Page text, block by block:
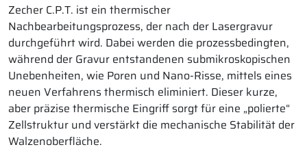
Zecher C.P.T. ist ein thermischer
Nachbearbeitungsprozess, der nach der Lasergravur
durchgeführt wird. Dabei werden die prozessbedingten,
während der Gravur entstandenen submikroskopischen
Unebenheiten, wie Poren und Nano-Risse, mittels eines
neuen Verfahrens thermisch eliminiert. Dieser kurze,
aber präzise thermische Eingriff sorgt für eine „polierte“
Zellstruktur und verstärkt die mechanische Stabilität der
Walzenoberfläche.